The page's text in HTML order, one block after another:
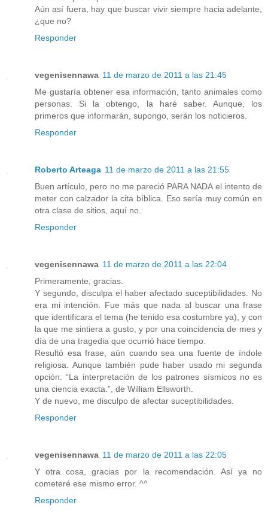
Aún así fuera, hay que buscar vivir siempre hacia adelante,
¿que no?
Responder
vegenisennawa 11 de marzo de 2011 a las 21:45
Me gustaría obtener esa información, tanto animales como
personas. Si la obtengo, la haré saber. Aunque, los
primeros que informarán, supongo, serán los noticieros.
Responder
Roberto Arteaga 11 de marzo de 2011 a las 21:55
Buen artículo, pero no me pareció PARA NADA el intento de
meter con calzador la cita bíblica. Eso sería muy común en
otra clase de sitios, aquí no.
Responder
vegenisennawa 11 de marzo de 2011 a las 22:04
Primeramente, gracias.
Y segundo, disculpa el haber afectado suceptibilidades. No
era mi intención. Fue más que nada al buscar una frase
que identificara el tema (he tenido esa costumbre ya), y con
la que me sintiera a gusto, y por una coincidencia de mes y
día de una tragedia que ocurrió hace tiempo.
Resultó esa frase, aún cuando sea una fuente de índole
religiosa. Aunque también pude haber usado mi segunda
opción: “La interpretación de los patrones sísmicos no es
una ciencia exacta.”, de William Ellsworth.
Y de nuevo, me disculpo de afectar suceptibilidades.
Responder
vegenisennawa 11 de marzo de 2011 a las 22:05
Y otra cosa, gracias por la recomendación. Así ya no
cometeré ese mismo error. ^^
Responder